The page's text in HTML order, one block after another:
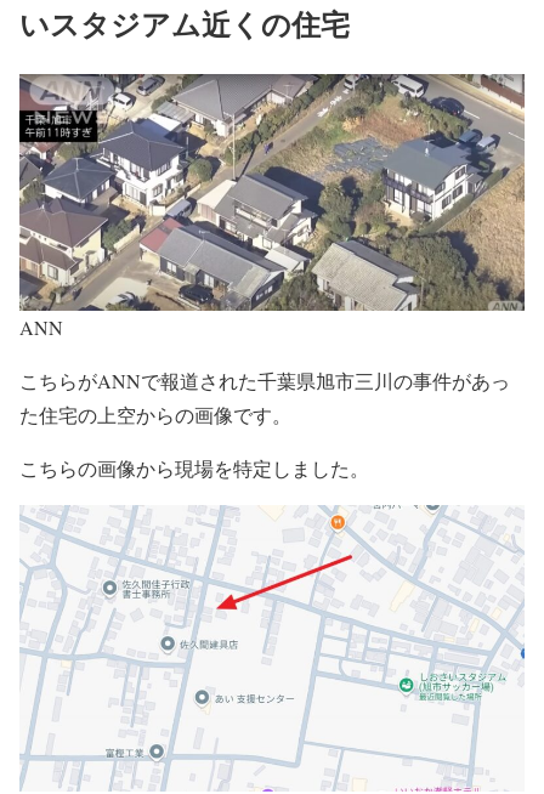
いスタジアム近くの住宅
ANN
こちらがANNで報道された千葉県旭市三川の事件があっ
た住宅の上空からの画像です。
こちらの画像から現場を特定しました。